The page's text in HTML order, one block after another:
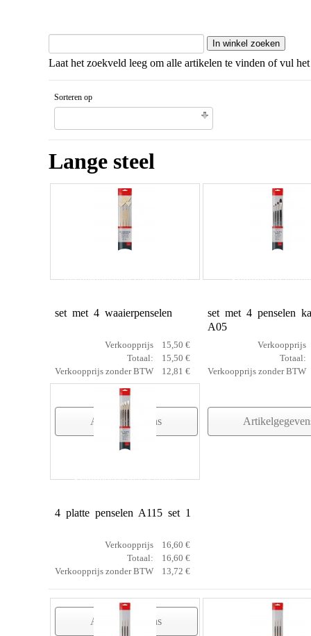
Laat het zoekveld leeg om alle artikelen te vinden of vul
Sorteren op
Lange steel
waaierpenselen varkenshaar
set met 4 waaierpenselen
Verkoopprijs
15,50 €
Totaal:
15,50 €
Verkoopprijs zonder BTW
12,81 €
Artikelgegevens
Synthetisch
set met 4 penselen
A05
Verkoopprijs
Totaal:
Verkoopprijs zonder BTW
Synthetisch plat 4 stuks
4 platte penselen A115 set 1
Verkoopprijs
16,60 €
Totaal:
16,60 €
Verkoopprijs zonder BTW
13,72 €
Artikelgegevens